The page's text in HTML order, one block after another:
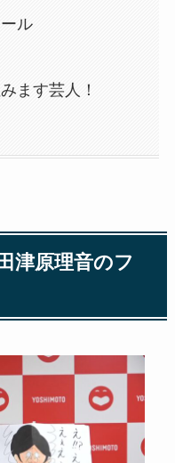
ル
ます芸人！
津原理音のフ